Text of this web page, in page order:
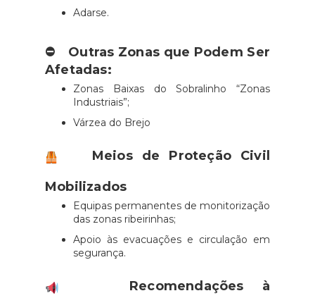
Adarse.
⛔
Outras Zonas que Podem Ser
Afetadas:
Zonas Baixas do Sobralinho “Zonas
Industriais”;
Várzea do Brejo
Meios de Proteção Civil
Mobilizados
Equipas permanentes de monitorização
das zonas ribeirinhas;
Apoio às evacuações e circulação em
segurança.
Recomendações à